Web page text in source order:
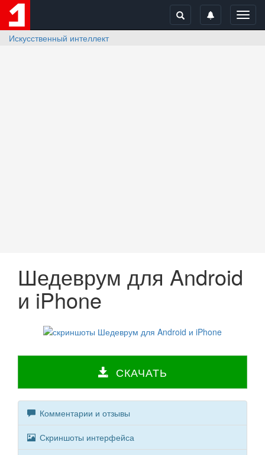
Искусственный интеллект
Шедеврум для Android
и iPhone
СКАЧАТЬ
Комментарии и отзывы
Скриншоты интерфейса